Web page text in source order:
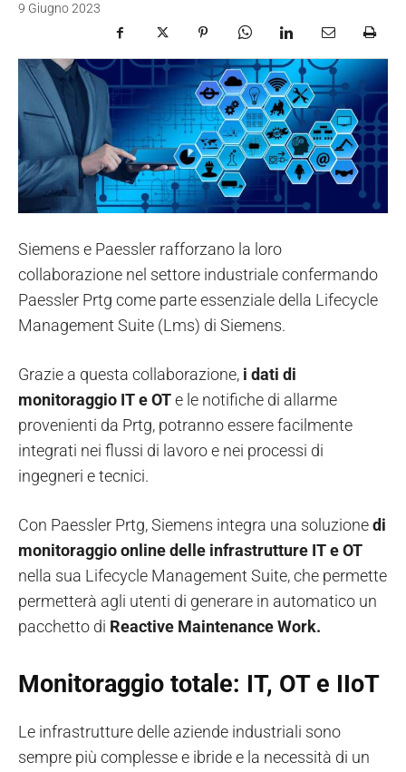
9 Giugno 2023
Siemens e Paessler rafforzano la loro
collaborazione nel settore industriale confermando
Paessler Prtg come parte essenziale della Lifecycle
Management Suite (Lms) di Siemens.
Grazie a questa collaborazione, i dati di
monitoraggio IT e OTe le notifiche di allarme
provenienti da Prtg, potranno essere facilmente
integrati nei flussi di lavoro e nei processi di
ingegneri e tecnici.
Con Paessler Prtg, Siemens integra una soluzionedi
monitoraggio online delle infrastrutture IT e OT
nella sua Lifecycle Management Suite, che permette
permetterà agli utenti di generare in automatico un
pacchetto di Reactive Maintenance Work.
Monitoraggio totale: IT, OT e IIoT
Le infrastrutture delle aziende industriali sono
sempre più complesse e ibride e la necessità di un